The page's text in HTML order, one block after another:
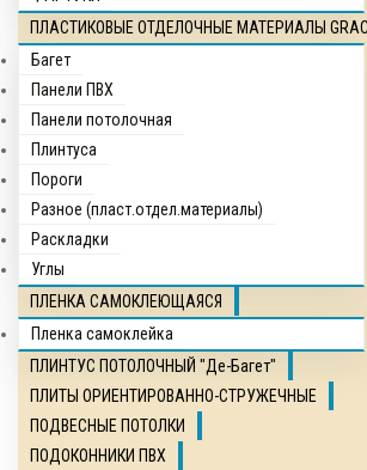
ПЛАСТИКОВЫЕ ОТДЕЛОЧНЫЕ МАТЕРИАЛЫ
Багет
Панели ПВХ
Панели потолочная
Плинтуса
Пороги
Разное (пласт.отдел.материалы)
Раскладки
Углы
ПЛЕНКА САМОКЛЕЮЩАЯСЯ
Пленка самоклейка
ПЛИНТУС ПОТОЛОЧНЫЙ "Де-Багет"
ПЛИТЫ ОРИЕНТИРОВАННО-СТРУЖЕЧНЫЕ
ПОДВЕСНЫЕ ПОТОЛКИ
ПОДОКОННИКИ ПВХ